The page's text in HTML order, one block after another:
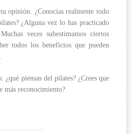
opinión. ¿Conocías realmente todo
¿Alguna vez lo has practicado
veces subestimamos ciertos
todos los beneficios que pueden
¿qué piensas del pilates? ¿Crees que
más reconocimiento?